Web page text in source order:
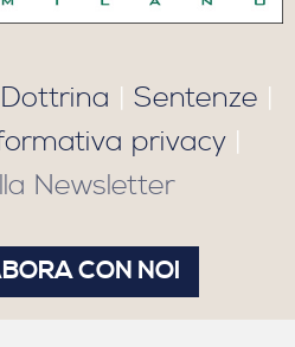
Dottrina | Sentenze |
privacy|
Newsletter
CON NOI